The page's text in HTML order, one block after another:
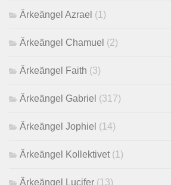
Ärkeängel Azrael (1)
Ärkeängel Chamuel (2)
Ärkeängel Faith (3)
Ärkeängel Gabriel (317)
Ärkeängel Jophiel (14)
Ärkeängel Kollektivet (1)
Ärkeängel Lucifer (13)